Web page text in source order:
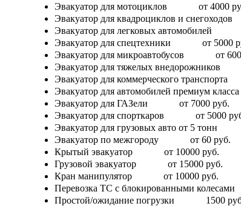
Эвакуатор для мотоциклов
от 4000
Эвакуатор для квадроциклов и снегоходов
Эвакуатор для легковых автомобилей
Эвакуатор для спецтехники
от 5000
Эвакуатор для микроавтобусов
от
Эвакуатор для тяжелых внедорожников
Эвакуатор для коммерческого транспорта
Эвакуатор для автомобилей премиум класса
Эвакуатор для ГАЗели
от 7000 руб.
Эвакуатор для спорткаров
от 5000
Эвакуатор для грузовых авто от 5 тонн
Эвакуатор по межгороду
от 60 руб.
Крытый эвакуатор
от 10000 руб.
Грузовой эвакуатор
от 15000 руб.
Кран манипулятор
от 10000 руб.
Перевозка ТС с блокированными колесами
Простой/ожидание погрузки
1500